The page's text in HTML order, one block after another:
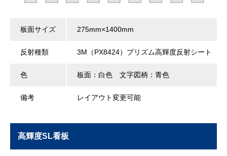
板面サイズ 275mm×1400mm
反射種類 3M（PX8424）プリズム高輝度反射シート
色 板面：白色 文字図柄：青色
備考 レイアウト変更可能
高輝度SL看板